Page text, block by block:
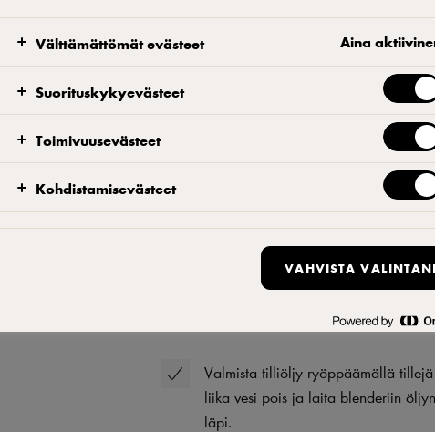
Tee näin
Halkaise minihopeasipulit
Viipaloi fenkoli. Kuullota sipulia,
Nosta lämpöä ja lisää joukkoon
sitruunanmehu joukkoon. Keitä
kuohukerma ja kiehauta. Raasta
Valmista tilliöljy ryöppäämällä tillejä
liika vesi pois ja laita blenderiin
läpi.
Välttämättömät evästeet Aina
Suorituskykyevästeet
Toimivuusevästeet
Kohdistamisevästeet
VAHVISTA VALINTANI